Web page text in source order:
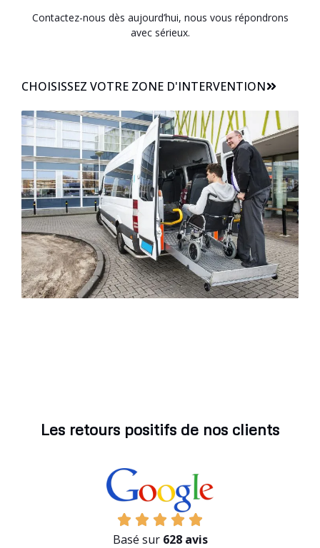
Contactez-nous dès aujourd’hui, nous vous répondrons
avec sérieux.
CHOISISSEZ VOTRE ZONE D'INTERVENTION
Les retours positifs de nos clients
Basé sur 628 avis